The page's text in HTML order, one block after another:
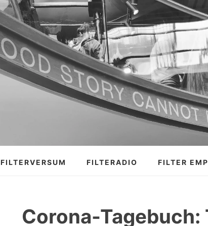
FILTERVERSUM FILTERADIO FILTER
Corona-Tagebuch: